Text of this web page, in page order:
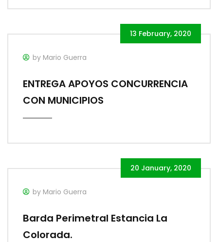
13 February, 2020
by Mario Guerra
ENTREGA APOYOS CONCURRENCIA
CON MUNICIPIOS
20 January, 2020
by Mario Guerra
Barda Perimetral Estancia La
Colorada.